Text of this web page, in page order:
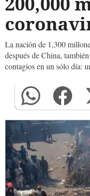
La nación de 1,300
después de China,
contagios en un sólo día: